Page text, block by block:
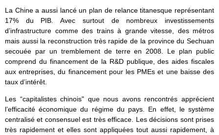
La Chine a aussi lancé un plan de relance titanesque représentant
17% du PIB. Avec surtout de nombreux investissements
d’infrastructure comme des trains à grande vitesse, des métros
mais aussi la reconstruction très rapide de la province du Sechuan
secouée par un tremblement de terre en 2008. Le plan public
comprend du financement de la R&D publique, des aides fiscales
aux entreprises, du financement pour les PMEs et une baisse des
taux d’intérêt.
Les “capitalistes chinois" que nous avons rencontrés apprécient
l’efficacité économique du régime du pays. En effet, le système
centralisé et consensuel est très efficace. Les décisions sont prises
très rapidement et elles sont appliquées tout aussi rapidement, à